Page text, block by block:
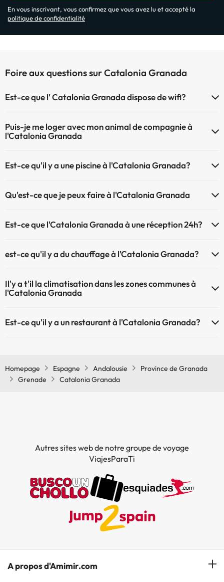
En vous inscrivant, vous confirmez que vous avez lu et accepté la
politique de confidentialité
Foire aux questions sur Catalonia Granada
Est-ce que l' Catalonia Granada dispose de wifi?
Puis-je me loger avec mon animal de compagnie à
l'Catalonia Granada
bienvenus (sous demande et de payement à la réception). Consultez
Est-ce qu'il y a une piscine à l'Catalonia Granada?
plus d'info sur la piscine et d'autres installations.
Qu'est-ce que je peux faire à l'Catalonia Granada
peuvent être payantes) :
Est-ce que l'Catalonia Granada à une réception 24h?
est-ce qu'il y a du chauffage à l'Catalonia Granada?
communes
Il'y a t'il la climatisation dans les zones communes à
l'Catalonia Granada
Est-ce qu'il y a un restaurant à l'Catalonia Granada?
Homepage Espagne Andalousie
Province de Granada
Grenade
Catalonia Granada
Autres sites web de notre groupe de voyage
ViajesParaTi
A propos d'Amimir.com